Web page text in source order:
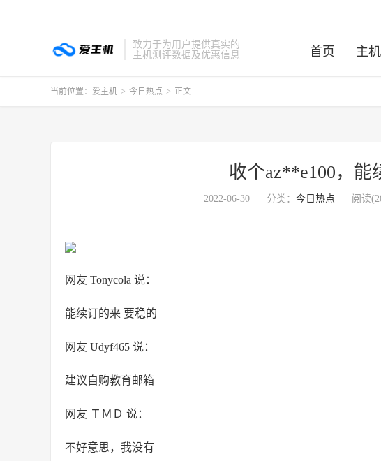
致力于为用户提供真实的
主机测评数据及优惠信息
首页 主
当前位置： 爱主机 > 今日热点 > 正文
收个az**e100，能
2022-06-30 分类： 今日热点 阅读
网友 Tonycola 说：
能续订的来 要稳的
网友 Udyf465 说：
建议自购教育邮箱
网友 ＴＭＤ 说：
不好意思，我没有